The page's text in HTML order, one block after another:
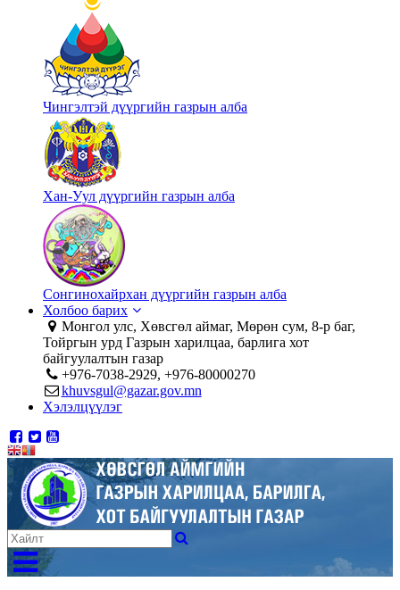
Чингэлтэй дүүргийн газрын алба
Хан-Уул дүүргийн газрын алба
Сонгинохайрхан дүүргийн газрын алба
Холбоо барих
Монгол улс, Хөвсгөл аймаг, Мөрөн сум, 8-р баг,
Тойргын урд Газрын харилцаа, барлига хот
байгуулалтын газар
+976-7038-2929, +976-80000270
khuvsgul@gazar.gov.mn
Хэлэлцүүлэг